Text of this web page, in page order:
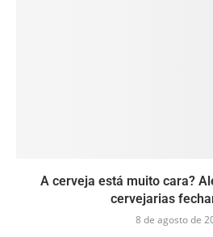
A cerveja está muito cara?
cervejarias
8 de agosto de